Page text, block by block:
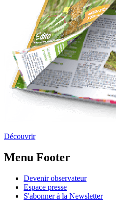
Découvrir
Menu Footer
Devenir observateur
Espace presse
S'abonner à la Newsletter